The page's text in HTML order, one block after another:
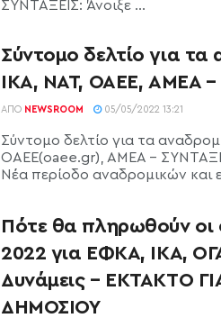
ΣΥΝΤΑΞΕΙΣ: Άνοιξε ...
Σύντομο δελτίο για
ΙΚΑ, ΝΑΤ, ΟΑΕΕ, ΑΜΕΑ –
ΑΠΌ NEWSROOM 05/05/2022 13:21
Σύντομο δελτίο για τα
ΟΑΕΕ(oaee.gr), ΑΜΕΑ -
Νέα περίοδο αναδρομικών και
Πότε θα πληρωθούν οι
2022 για ΕΦΚΑ, ΙΚΑ,
Δυνάμεις – ΕΚΤΑΚΤΟ
ΔΗΜΟΣΙΟΥ